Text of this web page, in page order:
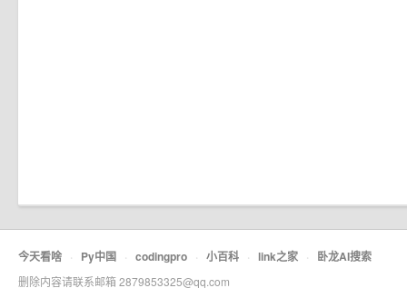
今天看啥 · Py中国 · codingpro · 小百科 · link之家 · 卧龙AI搜索
删除内容请联系邮箱 2879853325@qq.com